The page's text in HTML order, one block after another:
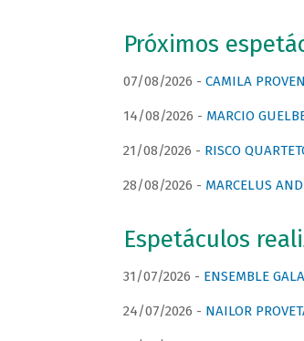
Próximos
07/08/2026 - CAMILA
14/08/2026 - MARCIO
21/08/2026 - RISCO
28/08/2026 - MARCELUS
Espetáculos
31/07/2026 - ENSEMBLE
24/07/2026 - NAILOR